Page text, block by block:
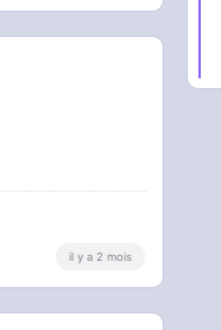
il y a 2 mois